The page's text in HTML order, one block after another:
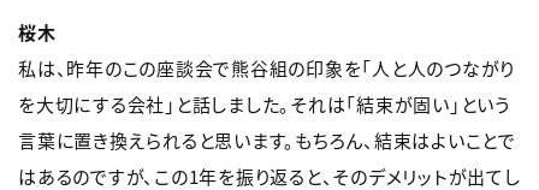
桜木
私は、昨年のこの座談会で熊谷組の印象を「人と人のつながり
を大切にする会社」と話しました。それは「結束が固い」という
言葉に置き換えられると思います。もちろん、結束はよいことで
はあるのですが、この1年を振り返ると、そのデメリットが出てし